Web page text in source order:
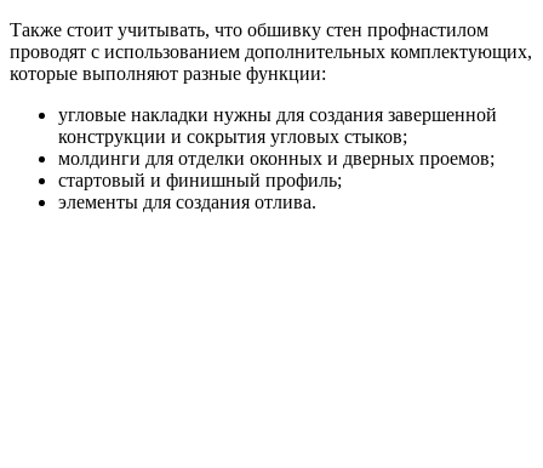
Также стоит учитывать, что обшивку стен профнастилом
проводят с использованием дополнительных комплектующих,
которые выполняют разные функции:
угловые накладки нужны для создания завершенной
конструкции и сокрытия угловых стыков;
молдинги для отделки оконных и дверных проемов;
стартовый и финишный профиль;
элементы для создания отлива.